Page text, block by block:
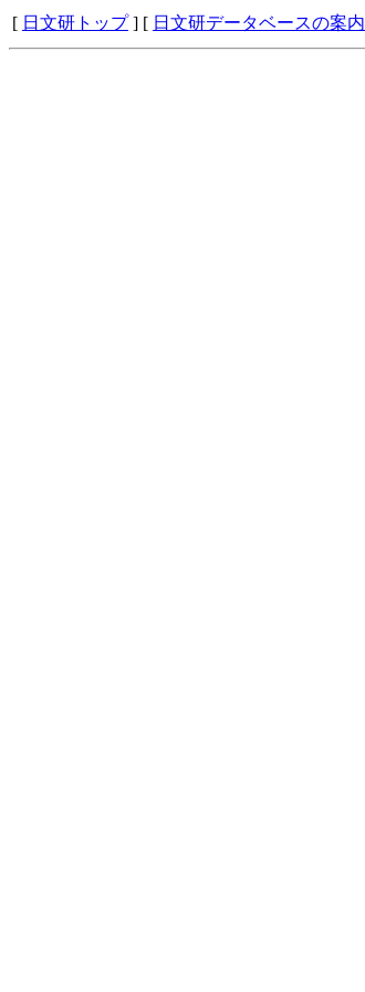
[ 日文研トップ] [ 日文研データベースの案内